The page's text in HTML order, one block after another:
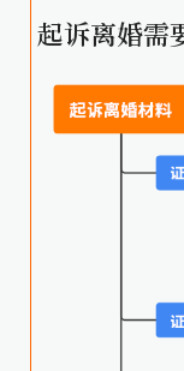
起诉离婚需